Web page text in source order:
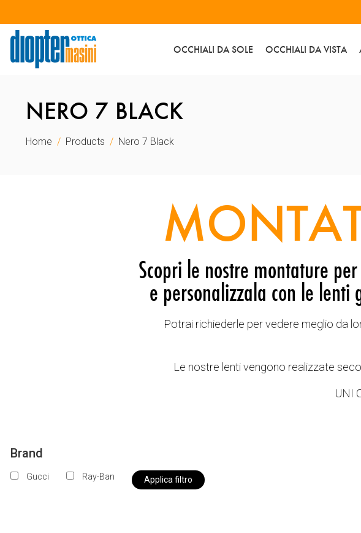
OCCHIALI DA SOLE OCCHIALI DA VISTA
NERO 7 BLACK
Home Products Nero 7 Black
Scopri le nostre montature
e personalizzala con le
Potrai richiederle per vedere meglio da
Le nostre lenti vengono realizzate
UNI
Brand
Gucci Ray-Ban Applica filtro